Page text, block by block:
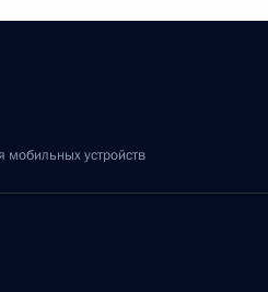
мобильных устройств